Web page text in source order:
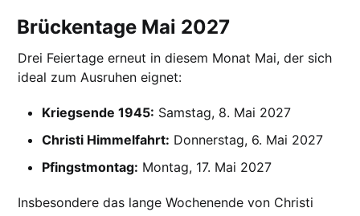
Brückentage Mai 2027
Drei Feiertage erneut in diesem Monat Mai, der sich
ideal zum Ausruhen eignet:
Kriegsende 1945: Samstag, 8. Mai 2027
Christi Himmelfahrt: Donnerstag, 6. Mai 2027
Pfingstmontag: Montag, 17. Mai 2027
Insbesondere das lange Wochenende von Christi